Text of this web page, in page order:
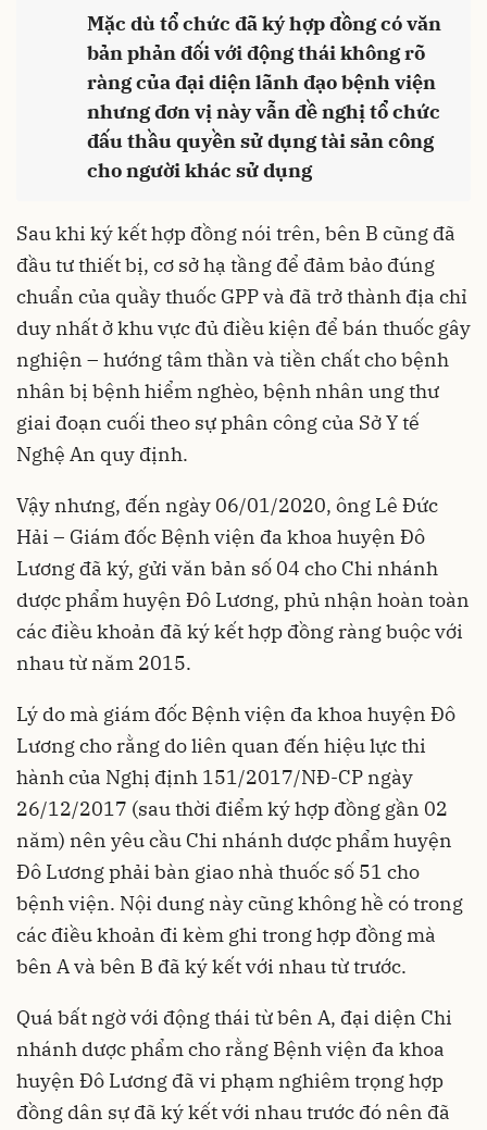
Mặc dù tổ chức đã ký hợp đồng có văn
bản phản đối với động thái không rõ
ràng của đại diện lãnh đạo bệnh viện
nhưng đơn vị này vẫn đề nghị tổ chức
đấu thầu quyền sử dụng tài sản công
cho người khác sử dụng
Sau khi ký kết hợp đồng nói trên, bên B cũng đã
đầu tư thiết bị, cơ sở hạ tầng để đảm bảo đúng
chuẩn của quầy thuốc GPP và đã trở thành địa chỉ
duy nhất ở khu vực đủ điều kiện để bán thuốc gây
nghiện – hướng tâm thần và tiền chất cho bệnh
nhân bị bệnh hiểm nghèo, bệnh nhân ung thư
giai đoạn cuối theo sự phân công của Sở Y tế
Nghệ An quy định.
Vậy nhưng, đến ngày 06/01/2020, ông Lê Đức
Hải – Giám đốc Bệnh viện đa khoa huyện Đô
Lương đã ký, gửi văn bản số 04 cho Chi nhánh
dược phẩm huyện Đô Lương, phủ nhận hoàn toàn
các điều khoản đã ký kết hợp đồng ràng buộc với
nhau từ năm 2015.
Lý do mà giám đốc Bệnh viện đa khoa huyện Đô
Lương cho rằng do liên quan đến hiệu lực thi
hành của Nghị định 151/2017/NĐ-CP ngày
26/12/2017 (sau thời điểm ký hợp đồng gần 02
năm) nên yêu cầu Chi nhánh dược phẩm huyện
Đô Lương phải bàn giao nhà thuốc số 51 cho
bệnh viện. Nội dung này cũng không hề có trong
các điều khoản đi kèm ghi trong hợp đồng mà
bên A và bên B đã ký kết với nhau từ trước.
Quá bất ngờ với động thái từ bên A, đại diện Chi
nhánh dược phẩm cho rằng Bệnh viện đa khoa
huyện Đô Lương đã vi phạm nghiêm trọng hợp
đồng dân sự đã ký kết với nhau trước đó nên đã